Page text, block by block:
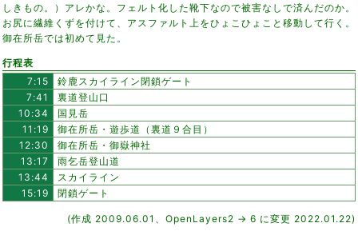
しきもの。）アレかな。フェルト化した靴下なので被害なしで済んだのか。
お尻に繊維くずを付けて、アスファルト上をひょこひょこと移動して行く。
御在所岳では初めて見た。
行程表
7:15
鈴鹿スカイライン閉鎖ゲート
7:41
裏道登山口
10:34
国見岳
11:19
御在所岳・遊歩道（裏道９合目）
12:30
御在所岳・御嶽神社
13:17
雨乞岳登山道
13:44
スカイライン
15:19
閉鎖ゲート
(作成 2009.06.01、OpenLayers2 → 6 に変更 2022.01.22)